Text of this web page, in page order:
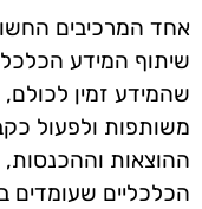
אחד המרכיבים
שיתוף המידע
שהמידע זמין
משותפות ולפעול
ההוצאות
הכלכליים שעומדים